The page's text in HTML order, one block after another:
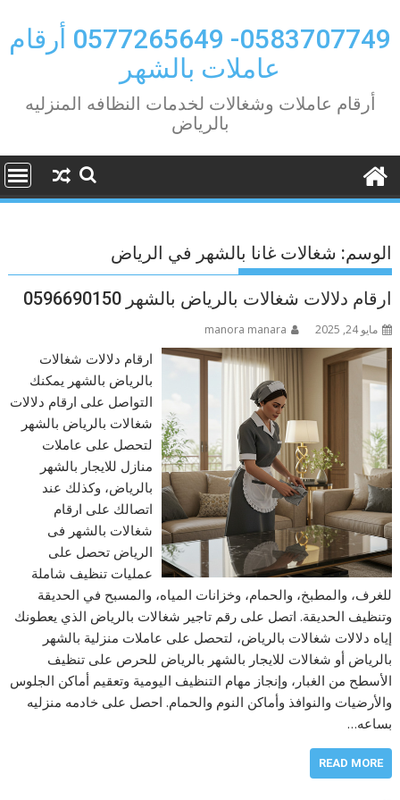
to
content
0583707749- 0577265649 أرقام
عاملات بالشهر
أرقام عاملات وشغالات لخدمات النظافه المنزليه
بالرياض
الوسم: شغالات غانا بالشهر في الرياض
ارقام دلالات شغالات بالرياض بالشهر 0596690150
مايو 24, 2025 manora manara
ارقام دلالات شغالات
بالرياض بالشهر يمكنك
التواصل على ارقام دلالات
شغالات بالرياض بالشهر
لتحصل على عاملات
منازل للايجار بالشهر
بالرياض، وكذلك عند
اتصالك على ارقام
شغالات بالشهر فى
الرياض تحصل على
عمليات تنظيف شاملة
للغرف، والمطبخ، والحمام، وخزانات المياه، والمسبح في الحديقة
وتنظيف الحديقة. اتصل على رقم تاجير شغالات بالرياض الذي يعطونك
إياه دلالات شغالات بالرياض، لتحصل على عاملات منزلية بالشهر
بالرياض أو شغالات للايجار بالشهر بالرياض للحرص على تنظيف
الأسطح من الغبار، وإنجاز مهام التنظيف اليومية وتعقيم أماكن الجلوس
والأرضيات والنوافذ وأماكن النوم والحمام. احصل على خادمه منزليه
بساعه…
READ MORE